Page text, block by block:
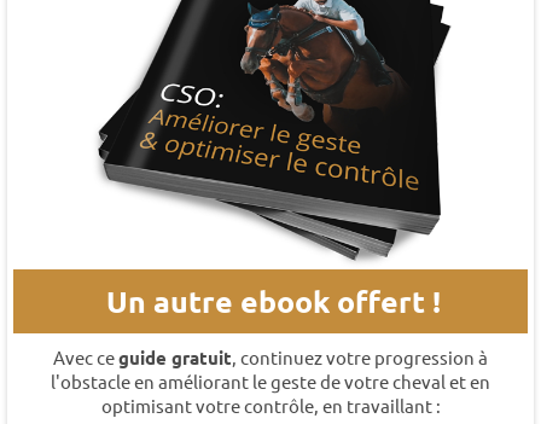
Un autre ebook offert !
Avec ceguide gratuit, continuez votre progression à
l'obstacle en améliorant le geste de votre cheval et en
optimisant votre contrôle, en travaillant :